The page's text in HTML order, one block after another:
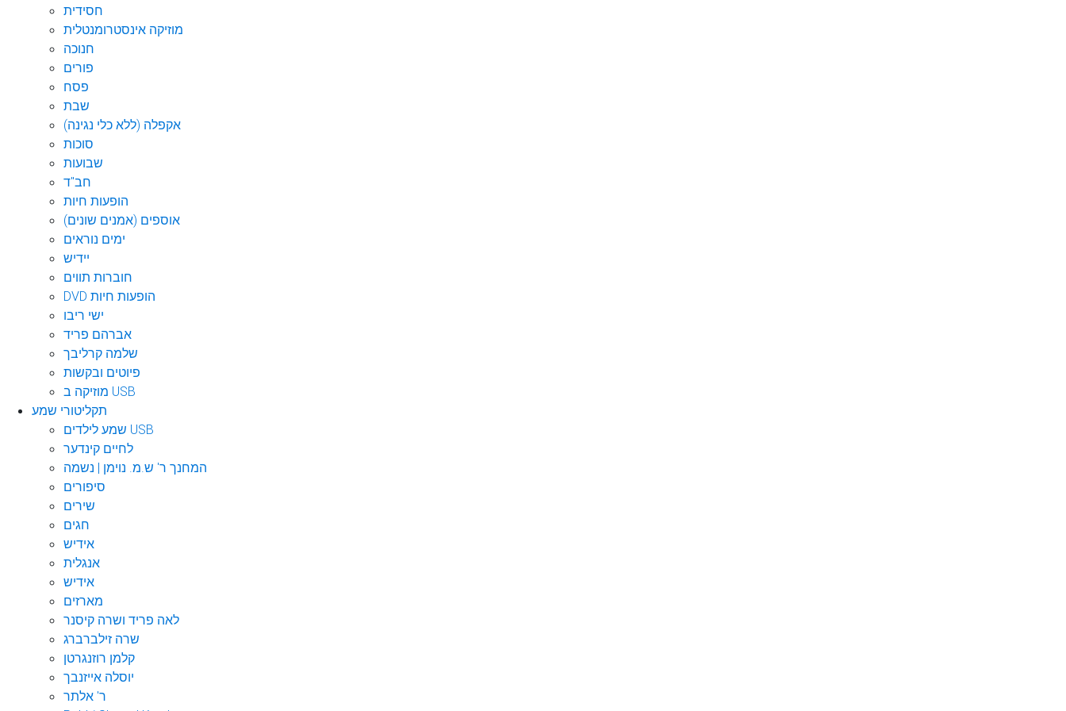
חסידית
מוזיקה אינסטרומנטלית
חנוכה
פורים
פסח
שבת
אקפלה (ללא כלי נגינה)
סוכות
שבועות
חב"ד
הופעות חיות
אוספים (אמנים שונים)
ימים נוראים
יידיש
חוברות תווים
DVD הופעות חיות
ישי ריבו
אברהם פריד
שלמה קרליבך
פיוטים ובקשות
מוזיקה ב USB
תקליטורי שמע
שמע לילדים USB
לחיים קינדער
המחנך ר' ש.מ. נוימן | נשמה
סיפורים
שירים
חגים
אידיש
אנגלית
אידיש
מארזים
לאה פריד ושרה קיסנר
שרה זילברברג
קלמן רוזנגרטן
יוסלה אייזנבך
ר' אלתר